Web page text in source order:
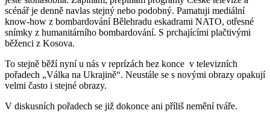
scénář je denně navlas stejný nebo podobný. Pamatuji mediální
know-how z bombardování Bělehradu eskadrami NATO, otřesné
snímky z humanitárního bombardování. S prchajícími plačtivými
běženci z Kosova.
To stejně běží nyní u nás v reprízách bez konce v televizních
pořadech „Válka na Ukrajině“. Neustále se s novými obrazy opakují
velmi často i stejné obrazy.
V diskusních pořadech se již dokonce ani příliš nemění tváře.